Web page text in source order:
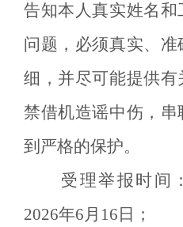
告知本人真实姓名
问题，必须真实、
细，并尽可能提供
禁借机造谣中伤，
到严格的保护。
受理举报时间：
2026年6月 16 日 ；